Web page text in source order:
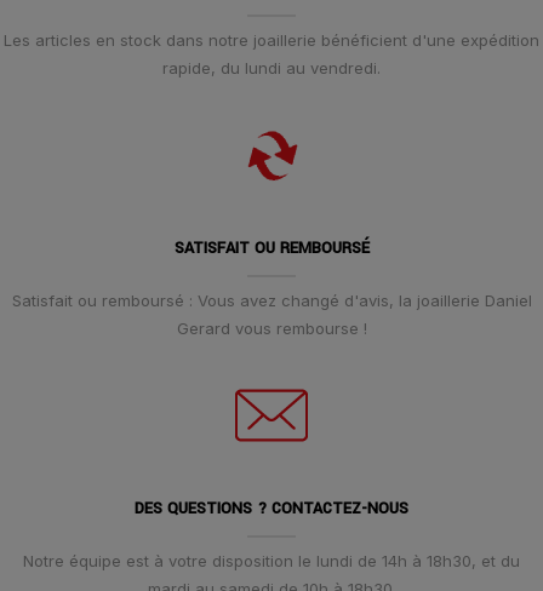
Les articles en stock dans notre joaillerie bénéficient d'une expédition
rapide, du lundi au vendredi.
SATISFAIT OU REMBOURSÉ
Satisfait ou remboursé : Vous avez changé d'avis, la joaillerie Daniel
Gerard vous rembourse !
DES QUESTIONS ? CONTACTEZ-NOUS
Notre équipe est à votre disposition le lundi de 14h à 18h30, et du